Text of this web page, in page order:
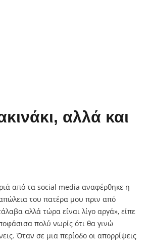
αλλά και
από τα social media αναφέρθηκε η
του πατέρα μου πριν από
αλλά τώρα είναι λίγο αργά», είπε
πολύ νωρίς ότι θα γινώ
Όταν σε μια περίοδο οι απορρίψεις